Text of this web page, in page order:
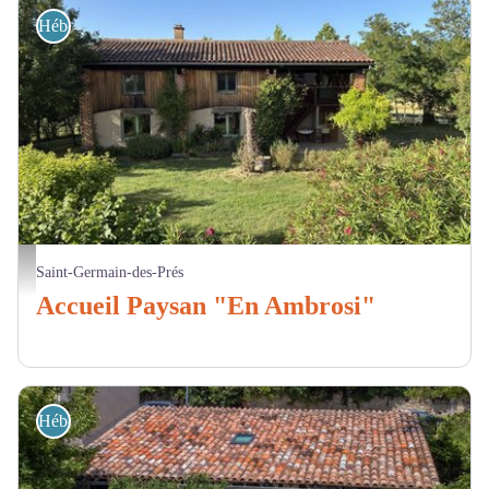
Accueil Paysan "En Ambrosi"_Saint-Germain-des-Prés
Hébergement
Saint-Germain-des-Prés
Accueil Paysan "En Ambrosi"
Hébergement